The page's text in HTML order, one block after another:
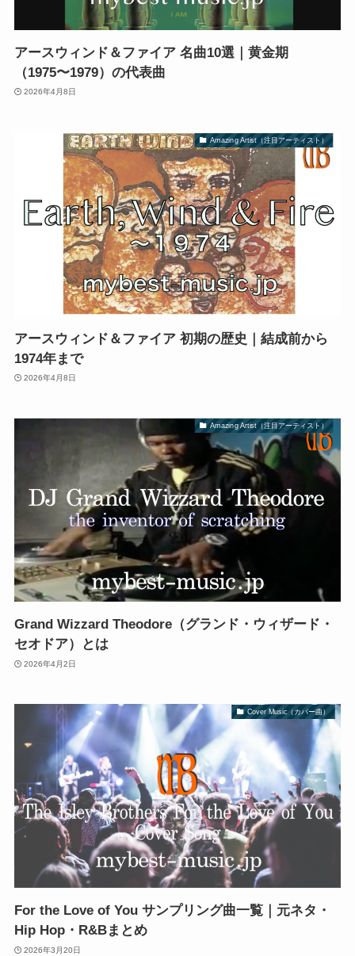
アースウィンド＆ファイア 名曲10選｜黄金期
（1975〜1979）の代表曲
2026年4月8日
Amazing Artist（注目アーティスト）
アースウィンド＆ファイア 初期の歴史｜結成前から
1974年まで
2026年4月8日
Amazing Artist（注目アーティスト）
Grand Wizzard Theodore（グランド・ウィザード・
セオドア）とは
2026年4月2日
Cover Music（カバー曲）
For the Love of You サンプリング曲一覧｜元ネタ・
Hip Hop・R&Bまとめ
2026年3月20日